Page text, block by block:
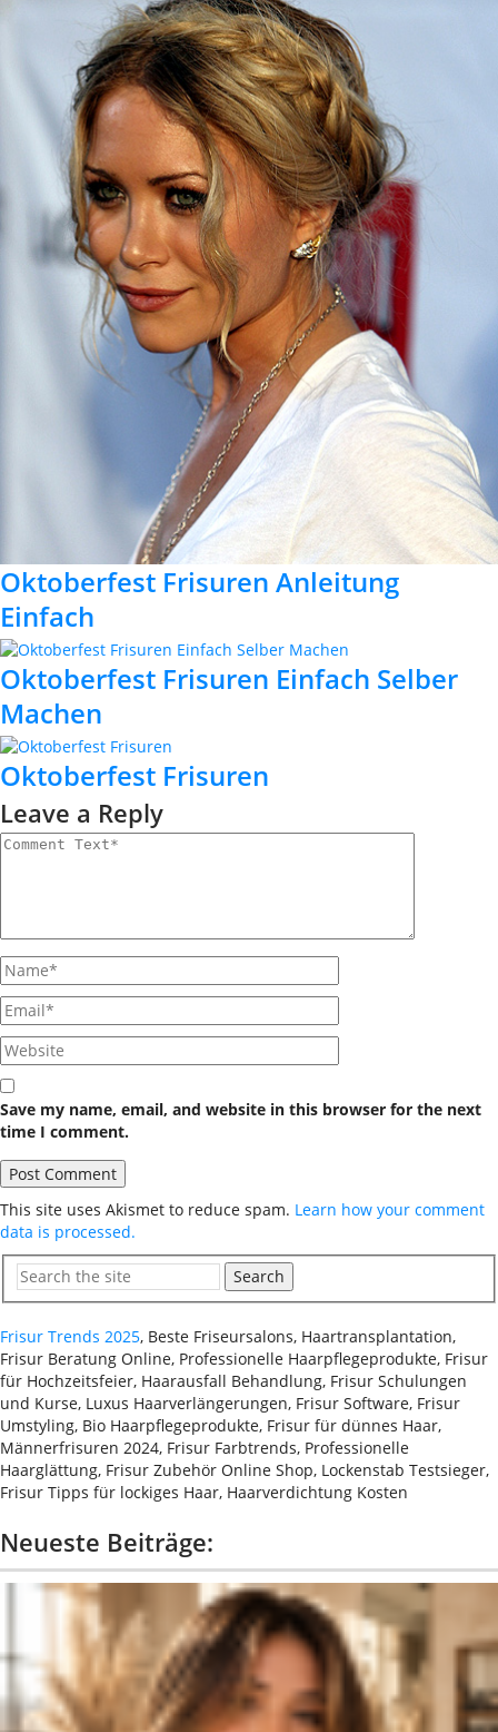
Oktoberfest Frisuren Anleitung
Einfach
Oktoberfest Frisuren Einfach Selber
Machen
Oktoberfest Frisuren
Leave a Reply
Save my name, email, and website in this browser for the next
time I comment.
This site uses Akismet to reduce spam. Learn how your comment
data is processed.
Search
Frisur Trends 2025, Beste Friseursalons, Haartransplantation,
Frisur Beratung Online, Professionelle Haarpflegeprodukte, Frisur
für Hochzeitsfeier, Haarausfall Behandlung, Frisur Schulungen
und Kurse, Luxus Haarverlängerungen, Frisur Software, Frisur
Umstyling, Bio Haarpflegeprodukte, Frisur für dünnes Haar,
Männerfrisuren 2024, Frisur Farbtrends, Professionelle
Haarglättung, Frisur Zubehör Online Shop, Lockenstab Testsieger,
Frisur Tipps für lockiges Haar, Haarverdichtung Kosten
Neueste Beiträge: